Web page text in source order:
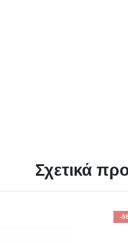
Σχετικά
-